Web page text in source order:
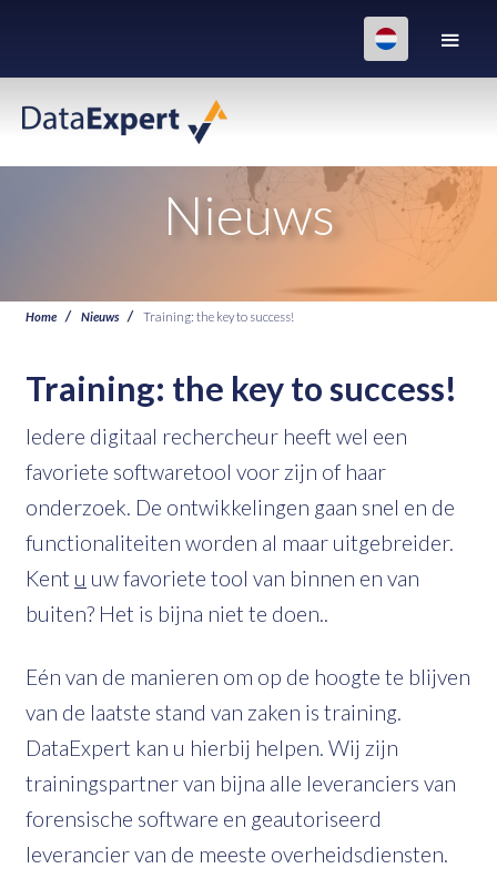
Nieuws
Home Nieuws Training: the key to success!
Training: the key to success!
Iedere digitaal rechercheur heeft wel een
favoriete softwaretool voor zijn of haar
onderzoek. De ontwikkelingen gaan snel en de
functionaliteiten worden al maar uitgebreider.
Kent u uw favoriete tool van binnen en van
buiten? Het is bijna niet te doen..
Eén van de manieren om op de hoogte te blijven
van de laatste stand van zaken is training.
DataExpert kan u hierbij helpen. Wij zijn
trainingspartner van bijna alle leveranciers van
forensische software en geautoriseerd
leverancier van de meeste overheidsdiensten.